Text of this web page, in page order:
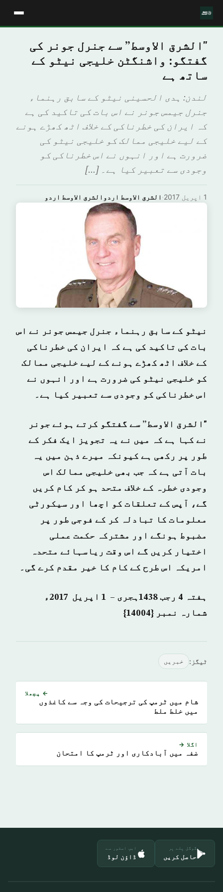
"الشرق الاوسط” سے جنرل جونر کی
گفتگو: واشنگٹن خلیجی نیٹو کے
ساتھ ہے
لندن: ہدی الحسینی نیٹو کے سابق رہنماء
جنرل جیمس جونر نے اس بات کی تاکید کی ہے
کہ ایران کی خطرناکی کے خلاف اٹھ کھڑے ہونے
کے لیے خلیجی ممالک کو خلیجی نیٹو کی
ضرورت ہے اور انہوں نے اس خطرناکی کو
وجودی سے تعبیر کیا ہے۔ […]
الشرق الاوسط اردوالشرق الاوسط اردو · 1 اپریل 2017
نیٹو کے سابق رہنماء جنرل جیمس جونر نے اس
بات کی تاکید کی ہے کہ ایران کی خطرناکی
کے خلاف اٹھ کھڑے ہونے کے لیے خلیجی ممالک
کو خلیجی نیٹو کی ضرورت ہے اور انہوں نے
اس خطرناکی کو وجودی سے تعبیر کیا ہے۔
"الشرق الاوسط” سے گفتگو کرتے ہوئے جونر
نے کہا ہے کہ میں نے یہ تجویز ایک فکر کے
طور پر رکھی ہے کیونکہ میرے ذہن میں یہ
بات آتی ہے کہ جب بھی خلیجی ممالک اس
وجودی خطرہ کے خلاف متحد ہو کر کام کریں
گے، آپس کے تعلقات کو اچھا اور سیکورٹی
معلومات کا تبادلہ کر کے فوجی طور پر
مضبوط ہونگے اور مشترکہ حکمت عملی
اختیار کریں گے اس وقت ریاسہائے متحدہ
امریکہ اس طرح کے کام کا خیر مقدم کرے گی۔
ہفتہ 4 رجب 1438ہجری – 1 اپریل 2017ء
شمارہ نمبر {14004}
ٹیگز: خبريں
← پچھلا
شام میں ٹرمپ کی ترجیحات کی وجہ سے کاغذوں
میں خلط ملط
اگلا →
ضفہ میں آبادکاری اور ٹرمپ کا امتحان
گوگل پلے پر
حاصل کریں
ایپ اسٹور سے
ڈاؤن لوڈ